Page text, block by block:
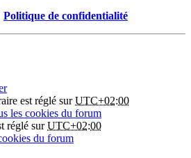
Politique de confidentialité
est réglé surUTC+02:00
les cookies du forum
réglé surUTC+02:00
du forum